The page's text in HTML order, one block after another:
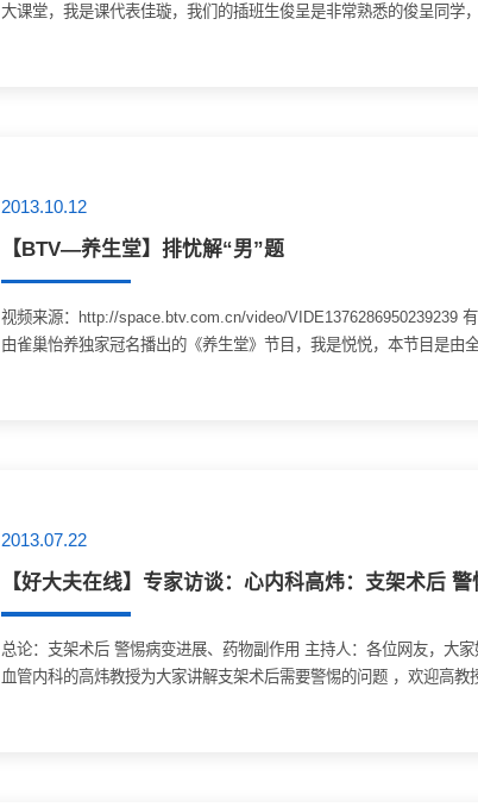
大课堂，我是课代表佳璇，我们的插班生俊呈是非常熟悉的俊呈同学
2013.10.12
【BTV—养生堂】排忧解“男”题
视频来源：http://space.btv.com.cn/video/VIDE1376286950239239
由雀巢怡养独家冠名播出的《养生堂》节目，我是悦悦，本节目是由
2013.07.22
【好大夫在线】专家访谈：心内科高炜：支架术后
总论：支架术后 警惕病变进展、药物副作用 主持人：各位网友，大家好，欢迎收看专家访谈。今天，我们有幸请到了北京大学第三医院心
血管内科的高炜教授为大家讲解支架术后需要警惕的问题 ，欢迎高教